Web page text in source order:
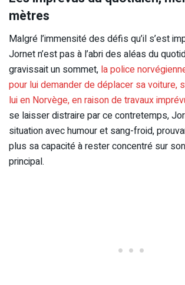
mètres
Malgré l’immensité des défis qu’il s’est
Jornet n’est pas à l’abri des aléas du
gravissait un sommet, la police
pour lui demander de déplacer sa voiture,
lui en Norvège, en raison de travaux
se laisser distraire par ce contretemps,
situation avec humour et sang-froid,
plus sa capacité à rester concentré sur
principal.